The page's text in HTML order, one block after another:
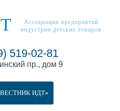
Ассоциация предприятий
индустрии детских товаров
519-02-81
пр., дом 9
ИДТ»